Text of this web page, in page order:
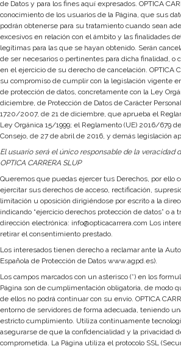
de Datos y para los fines aquí expresados. OPTICA
conocimiento de los usuarios de la Página, que sus
podrán obtenerse para su tratamiento cuando sean
excesivos en relación con el ámbito y las finalidades
legítimas para las que se hayan obtenido. Serán
de ser necesarios o pertinentes para dicha finalidad, o
en el ejercicio de su derecho de cancelación. OPTICA
su compromiso de cumplir con la legislación vigente
de protección de datos, concretamente con la Ley
diciembre, de Protección de Datos de Carácter
1720/2007, de 21 de diciembre, que aprueba el
Ley Orgánica 15/1999; el Reglamento (UE) 2016/679
Consejo, de 27 de abril de 2016, y demás legislación
El usuario será el único responsable de la veracidad
OPTICA CARRERA SLUP
Queremos que puedas ejercer tus Derechos, por ello
ejercitar sus derechos de acceso, rectificación,
limitación u oposición dirigiéndose por escrito a la
indicando “ejercicio derechos protección de datos” o a
dirección electrónica: info@opticacarrera.com Los
retirar el consentimiento prestado.
Los interesados tienen derecho a reclamar ante la
Española de Protección de Datos www.agpd.es).
Los campos marcados con un asterisco (*) en los
Página son de cumplimentación obligatoria, de modo
de ellos no podrá continuar con su envío. OPTICA
entorno de servidores de forma adecuada, teniendo
estricto cumplimiento. Utiliza continuamente
asegurarse de que la confidencialidad y la privacidad
comprometida. La Página utiliza el protocolo SSL